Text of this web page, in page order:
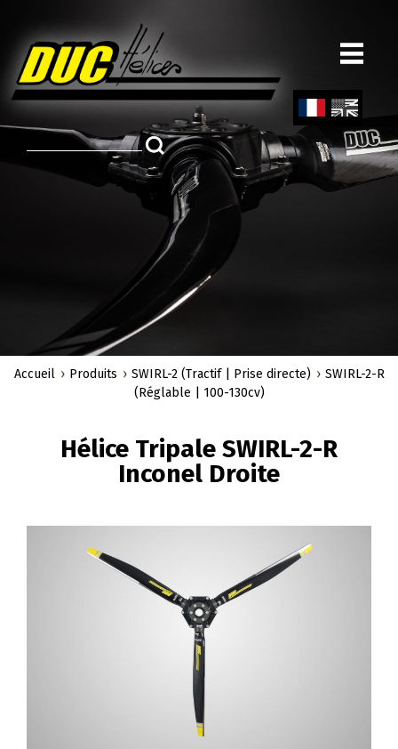
principal
ch
Engl
D'ARIANE
Accueil Produits SWIRL-2 (Tractif | Prise directe)
SWIRL-2-R
(Réglable | 100-130cv)
Hélice Tripale SWIRL-2-R
Inconel Droite